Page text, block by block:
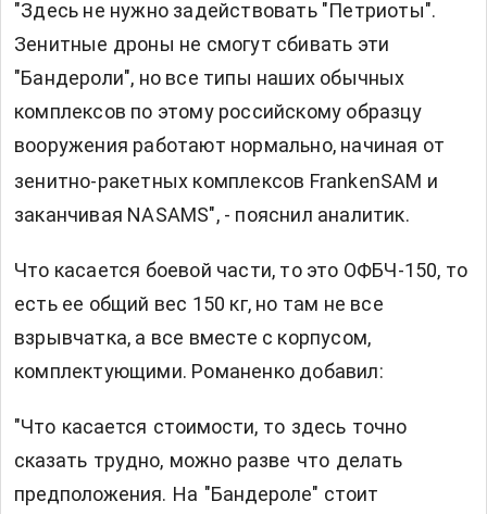
"Здесь не нужно задействовать "Петриоты".
Зенитные дроны не смогут сбивать эти
"Бандероли", но все типы наших обычных
комплексов по этому российскому образцу
вооружения работают нормально, начиная от
зенитно-ракетных комплексов FrankenSAM и
заканчивая NASAMS", - пояснил аналитик.
Что касается боевой части, то это ОФБЧ-150, то
есть ее общий вес 150 кг, но там не все
взрывчатка, а все вместе с корпусом,
комплектующими. Романенко добавил:
"Что касается стоимости, то здесь точно
сказать трудно, можно разве что делать
предположения. На "Бандероле" стоит